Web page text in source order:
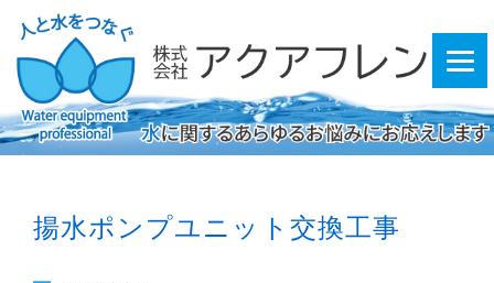
揚水ポンプユニット交換工事